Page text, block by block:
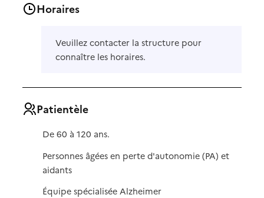
Horaires
Veuillez contacter la structure pour
connaître les horaires.
Patientèle
De 60 à 120 ans.
Personnes âgées en perte d'autonomie (PA) et
aidants
Équipe spécialisée Alzheimer